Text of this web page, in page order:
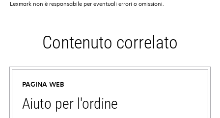
Lexmark non è responsabile per eventuali errori o omissioni.
Contenuto correlato
PAGINA WEB
Aiuto per l'ordine